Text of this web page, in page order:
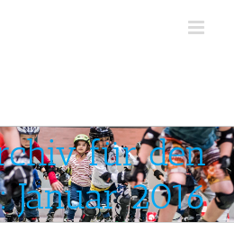
für den
Januar 2016